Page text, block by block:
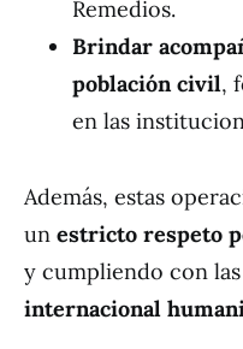
Remedios.
Brindar
población civil,
en las
Además, estas
un estricto respeto
y cumpliendo con las
internacional